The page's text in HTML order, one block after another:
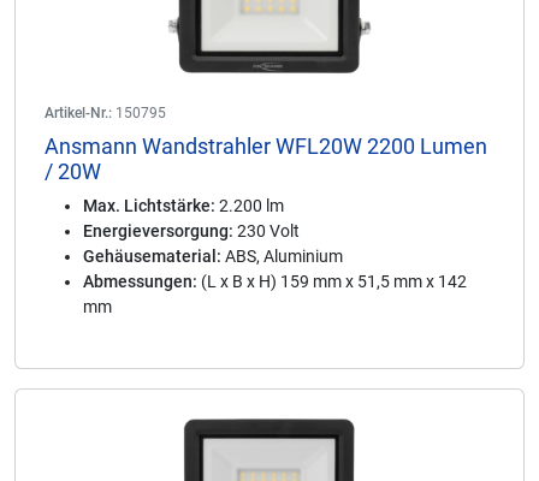
Artikel-Nr.: 150795
Ansmann Wandstrahler WFL20W 2200 Lumen
/ 20W
Max. Lichtstärke: 2.200 lm
Energieversorgung: 230 Volt
Gehäusematerial: ABS, Aluminium
Abmessungen: (L x B x H) 159 mm x 51,5 mm x 142
mm